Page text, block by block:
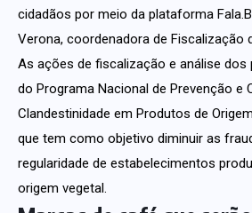
cidadãos por meio da plataforma
Verona, coordenadora de Fiscalização
As ações de fiscalização e análise
do Programa Nacional de Prevenção e
Clandestinidade em Produtos de
que tem como objetivo diminuir as
regularidade de estabelecimentos
origem vegetal.